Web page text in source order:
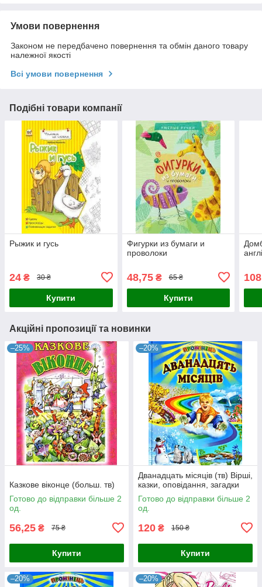
Умови повернення
Законом не передбачено повернення та обмін даного товару
належної якості
Всі умови повернення
Подібні товари компанії
Рыжик и гусь
24 ₴ 30 ₴
Купити
Фигурки из бумаги и
проволоки
48,75₴ 65 ₴
Купити
108
Акційні пропозиції та новинки
–25%
Казкове віконце (больш. тв)
Готово до відправки більше 2
од.
56,25 ₴ 75 ₴
Купити
–20%
Дванадцать місяців (тв) Вірші,
казки, оповідання, загадки
Готово до відправки більше 2
од.
120 ₴ 150 ₴
Купити
–20% –20%